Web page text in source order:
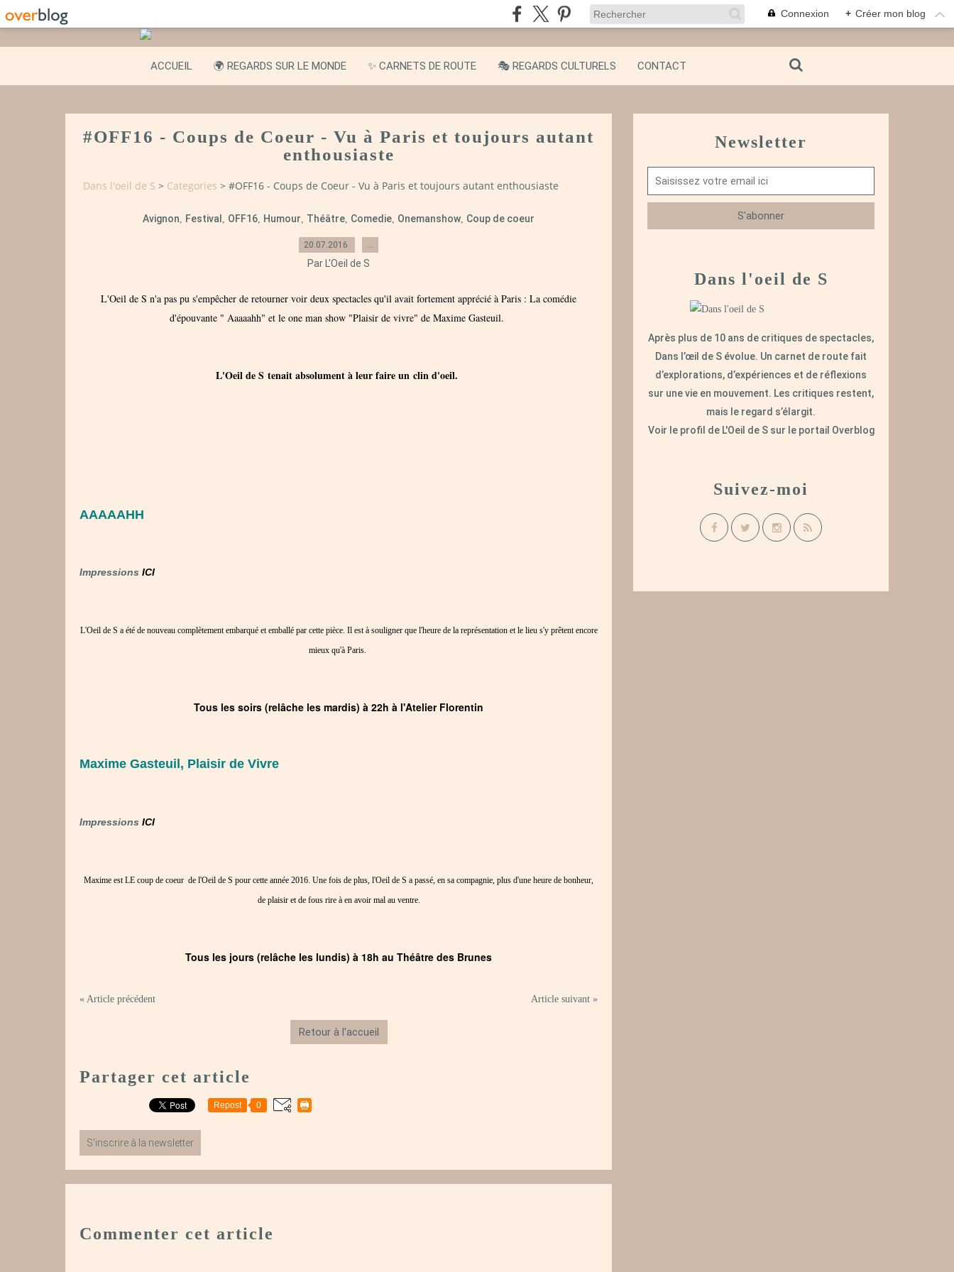
Connexion + Créer mon blog
ACCUEIL 🌍 REGARDS SUR LE MONDE ✨ CARNETS DE ROUTE 🎭 REGARDS CULTURELS CONTACT
#OFF16 - Coups de Coeur - Vu à Paris et toujours autant
enthousiaste
Dans l'oeil de S > Categories > #OFF16 - Coups de Coeur - Vu à Paris et toujours autant enthousiaste
Avignon Festival OFF16 Humour Théâtre Comedie Onemanshow Coup de coeur
20.07.2016
Par L'Oeil de S
L'Oeil de S n'a pas pu s'empêcher de retourner voir deux spectacles qu'il avait fortement apprécié à Paris : La comédie
d'épouvante " Aaaaahh" et le one man show "Plaisir de vivre" de Maxime Gasteuil.
L'Oeil de S tenait absolument à leur faire un clin d'oeil.
AAAAAHH
Impressions ICI
L'Oeil de S a été de nouveau complètement embarqué et emballé par cette pièce. Il est à souligner que l'heure de la représentation et le lieu s'y prêtent encore
mieux qu'à Paris.
Tous les soirs (relâche les mardis) à 22h à l'Atelier Florentin
Maxime Gasteuil, Plaisir de Vivre
Impressions ICI
Maxime est LE coup de coeur de l'Oeil de S pour cette année 2016. Une fois de plus, l'Oeil de S a passé, en sa compagnie, plus d'une heure de bonheur,
de plaisir et de fous rire à en avoir mal au ventre.
Tous les jours (relâche les lundis) à 18h au Théâtre des Brunes
« Article précédent Article suivant »
Retour à l'accueil
Partager cet article
Repost 0
S'inscrire à la newsletter
Commenter cet article
Newsletter
Dans l'oeil de S
Après plus de 10 ans de critiques de spectacles,
Dans l’œil de S évolue. Un carnet de route fait
d’explorations, d’expériences et de réflexions
sur une vie en mouvement. Les critiques restent,
mais le regard s’élargit.
Voir le profil de L'Oeil de Ssur le portail Overblog
Suivez-moi